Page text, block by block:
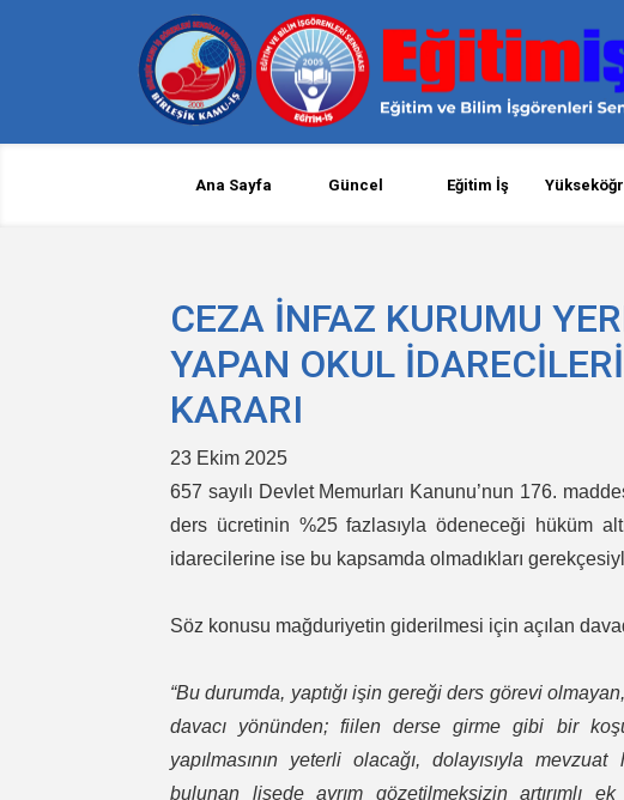
Ana Sayfa Güncel Eğitim İş
CEZA İNFAZ KURUMU
YAPAN OKUL
KARARI
23 Ekim 2025
657 sayılı Devlet Memurları Kanunu’nun 176.
ders ücretinin %25 fazlasıyla ödeneceği hüküm
idarecilerine ise bu kapsamda olmadıkları
Söz konusu mağduriyetin giderilmesi için açılan
“Bu durumda, yaptığı işin gereği ders görevi
davacı yönünden; fiilen derse girme gibi bir
yapılmasının yeterli olacağı, dolayısıyla
bulunan lisede ayrım gözetilmeksizin artırımlı